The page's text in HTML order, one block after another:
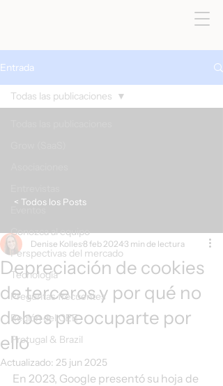
Entrada
Conozca al equipo
Perspectivas del mercado
Tecnología
Preguntas frecuentes
Región del CEE
Protugal & Brazil
Todas las publicaciones
Depreciación de cookies
de terceros y por qué no
debes preocuparte por
ello
Denise Kolles 8 feb 20243 min de lectura
Actualizado: 25 jun 2025
En 2023, Google presentó su hoja de
< Todos los Posts